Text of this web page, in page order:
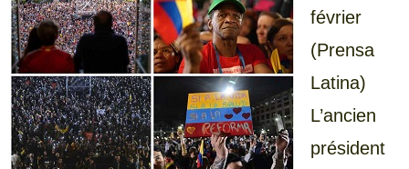
février
(Prensa
Latina)
L’ancien
président